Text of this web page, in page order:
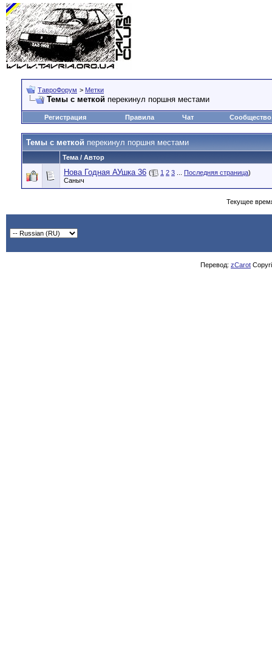
ТавроФорум > Метки
Темы с меткой перекинул поршня местами
Регистрация Правила Чат Сообщество
Темы с меткой перекинул поршня местами
Тема / Автор
Нова Годная АУшка 36 ( 1 2 3 Последняя страница)
Саныч
Текущее
Перевод: zCarot